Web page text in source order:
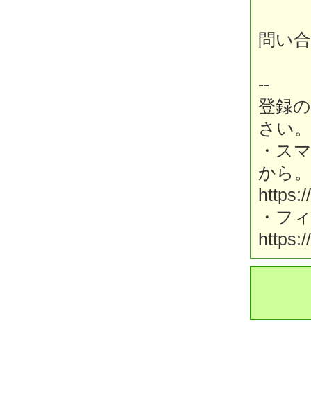
問い
--
登録
さい。
・ス
から。
・フ